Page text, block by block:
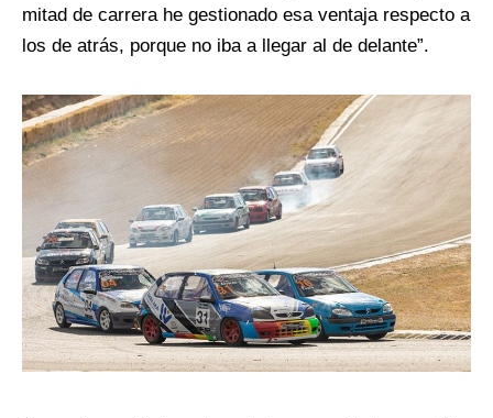
mitad de carrera he gestionado esa ventaja respecto a
los de atrás, porque no iba a llegar al de delante”.